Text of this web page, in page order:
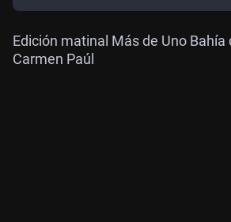
Edición matinal Más de Uno Bahía
Carmen Paúl